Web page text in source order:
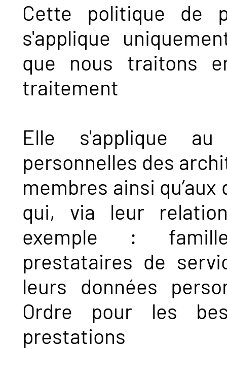
Cette politique de
s'applique
que nous traitons
traitement
Elle s'applique
personnelles des
membres ainsi
qui, via leur
exemple :
prestataires de
leurs données
Ordre pour les
prestations